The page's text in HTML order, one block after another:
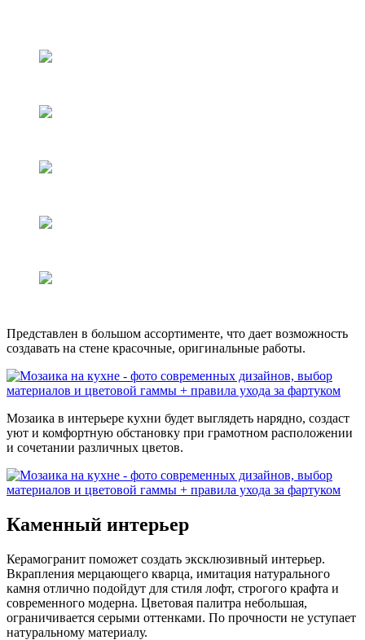
Представлен в большом ассортименте, что дает возможность
создавать на стене красочные, оригинальные работы.
Мозаика в интерьере кухни будет выглядеть нарядно, создаст
уют и комфортную обстановку при грамотном расположении
и сочетании различных цветов.
Каменный интерьер
Керамогранит поможет создать эксклюзивный интерьер.
Вкрапления мерцающего кварца, имитация натурального
камня отлично подойдут для стиля лофт, строгого крафта и
современного модерна. Цветовая палитра небольшая,
ограничивается серыми оттенками. По прочности не уступает
натуральному материалу.